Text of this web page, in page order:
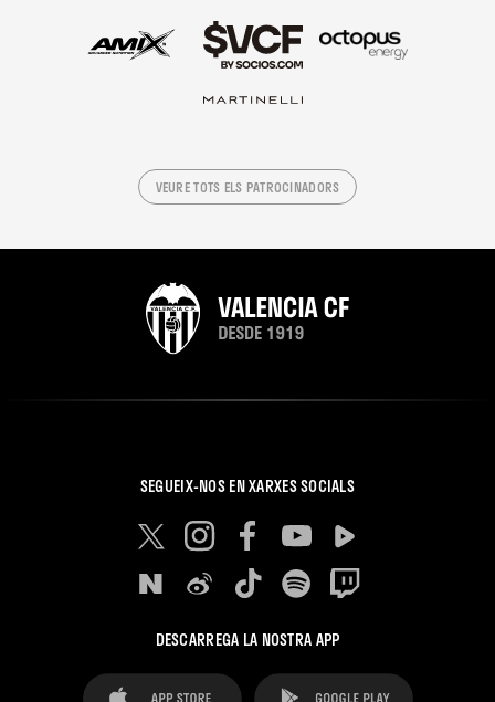
VEURE TOTS ELS PATROCINADORS
SEGUEIX-NOS EN XARXES SOCIALS
DESCARREGA LA NOSTRA APP